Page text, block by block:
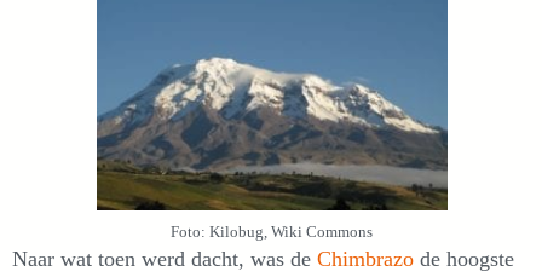
Foto: Kilobug, Wiki Commons
Naar wat toen werd dacht, was de Chimbrazo de hoogste